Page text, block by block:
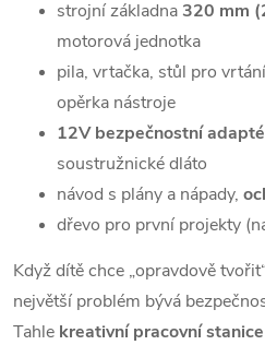
strojní základna320 mm
motorová jednotka
pila, vrtačka, stůl pro
opěrka nástroje
12V bezpečnostní
soustružnické dláto
návod s plány a nápady,
dřevo pro první projekty
Když dítě chce „opravdově
největší problém bývá
Tahle kreativní pracovní